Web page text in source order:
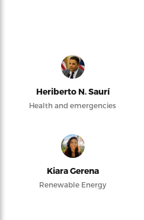
Heriberto N. Saurí
Health and emergencies
Kiara Gerena
Renewable Energy